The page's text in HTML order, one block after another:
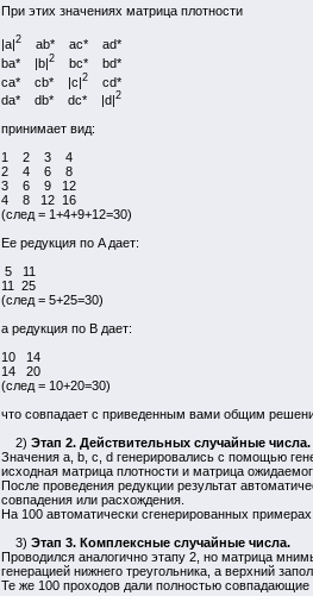
При этих значениях матрица плотности
|a|2ab* ac* ad*
ba* |b|2bc* bd*
ca* cb* |c|2cd*
da* db* dc* |d|2
принимает вид:
1 2 3 4
2 4 6 8
3 6 9 12
4 8 12 16
(след = 1+4+9+12=30)
Ее редукция по A дает:
5 11
11 25
(след = 5+25=30)
а редукция по B дает:
10 14
14 20
(след = 10+20=30)
что совпадает с приведенным вами общим
2) Этап 2. Действительных случайные числа.
Значения a, b, c, d генерировались с помощью
исходная матрица плотности и матрица
После проведения редукции результат
совпадения или расхождения.
На 100 автоматически сгенерированных
3) Этап 3. Комплексные случайные числа.
Проводился аналогично этапу 2, но матрица
генерацией нижнего треугольника, а верхний
Те же 100 проходов дали полностью